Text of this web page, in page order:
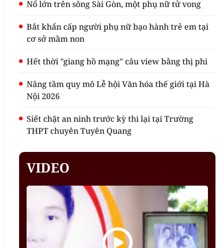
Nổ lớn trên sông Sài Gòn, một phụ nữ tử vong
Bắt khẩn cấp người phụ nữ bạo hành trẻ em tại
cơ sở mầm non
Hết thời "giang hồ mạng" câu view bằng thị phi
Nâng tầm quy mô Lễ hội Văn hóa thế giới tại Hà
Nội 2026
Siết chặt an ninh trước kỳ thi lại tại Trường
THPT chuyên Tuyên Quang
VIDEO